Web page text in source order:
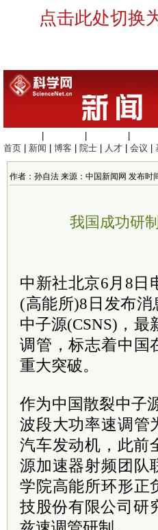
点击此处切换
首页
新闻 博客 院士 人才 会议
作者：孙自法 来源：中国新闻网 发布时
我国成功研
中新社北京6月8日
(高能所)8日发布
中子源(CSNS)，
调管，标志着中国
重大突破。
作为中国散裂中子
波段大功率速调管
汽车发动机，此前
源加速器射频团队
学院高能所环形正
技股份有限公司研